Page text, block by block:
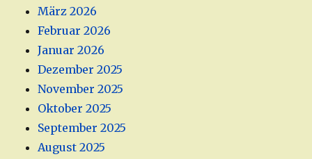
März 2026
Februar 2026
Januar 2026
Dezember 2025
November 2025
Oktober 2025
September 2025
August 2025